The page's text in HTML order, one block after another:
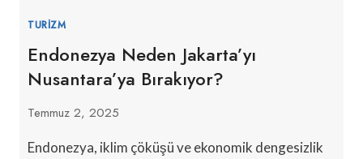
TURIZM
Endonezya Neden Jakarta’yı
Nusantara’ya Bırakıyor?
Temmuz 2, 2025
Endonezya, iklim çöküşü ve ekonomik dengesizlik